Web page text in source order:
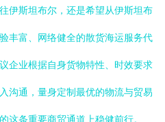
伊斯坦布尔，还是希望从伊斯坦布
丰富、网络健全的散货海运服务代
企业根据自身货物特性、时效要求
沟通，量身定制最优的物流与贸易
这条重要商贸通道上稳健前行。